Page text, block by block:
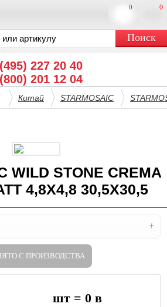
227 20 40
201 12 04
0
0
Китай STARMOSAIC
WILD STONE CREMA
4,8X4,8 30,5X30,5
С ПРОИЗВОДСТВА
шт = 0в